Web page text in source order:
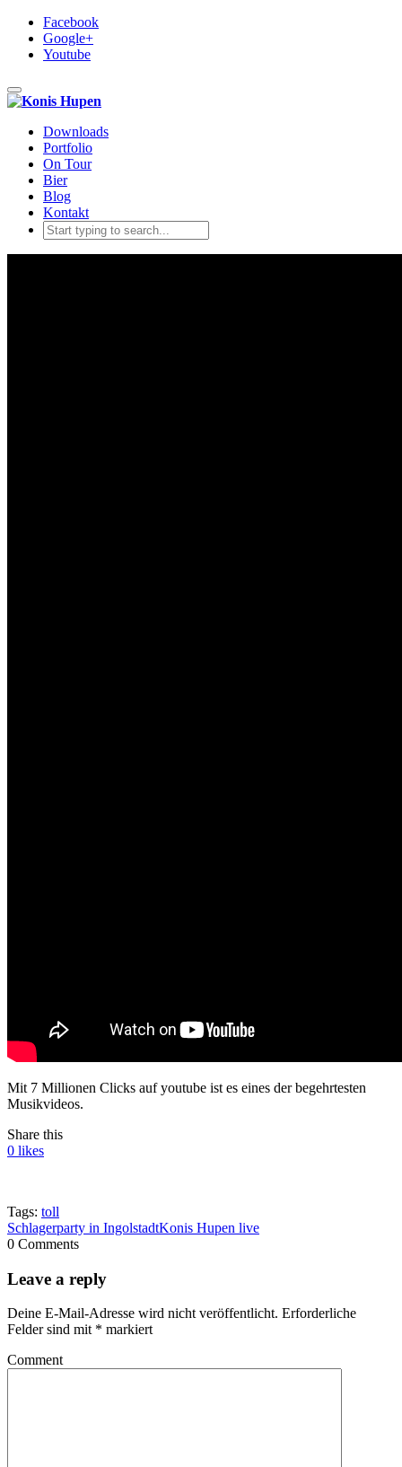
Facebook
Google+
Youtube
Toggle navigation
Downloads
Portfolio
On Tour
Bier
Blog
Kontakt
Mit 7 Millionen Clicks auf youtube ist es eines der begehrtesten
Musikvideos.
Share this
0 likes
Tags: toll
Schlagerparty in IngolstadtKonis Hupen live
0 Comments
Leave a reply
Deine E-Mail-Adresse wird nicht veröffentlicht. Erforderliche
Felder sind mit * markiert
Comment